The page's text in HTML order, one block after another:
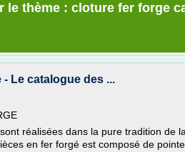
le thème : cloture fer forge
Le catalogue des ...
réalisées dans la pure tradition de
en fer forgé est composé de